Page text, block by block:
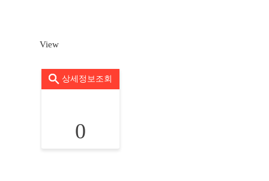
View
상세정보조회
0